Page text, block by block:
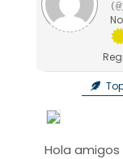
Hola amigos